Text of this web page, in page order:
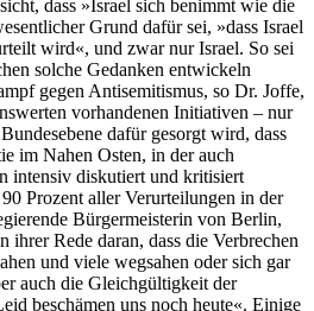
dass »Israel sich benimmt wie die
Grund dafür sei, »dass Israel
wird«, und zwar nur Israel. So sei
solche Gedanken entwickeln
gegen Antisemitismus, so Dr. Joffe,
vorhandenen Initiativen – nur
dafür gesorgt wird, dass
im Nahen Osten, in der auch
intensiv diskutiert und kritisiert
Prozent aller Verurteilungen in der
Bürgermeisterin von Berlin,
ihrer Rede daran, dass die Verbrechen
und viele wegsahen oder sich gar
auch die Gleichgültigkeit der
beschämen uns noch heute«. Einige